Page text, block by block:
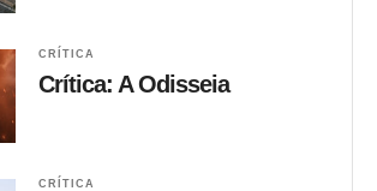
CRÍTICA
Crítica: A Odisseia
CRÍTICA